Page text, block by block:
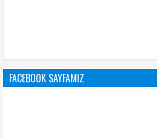
FACEBOOK SAYFAMIZ